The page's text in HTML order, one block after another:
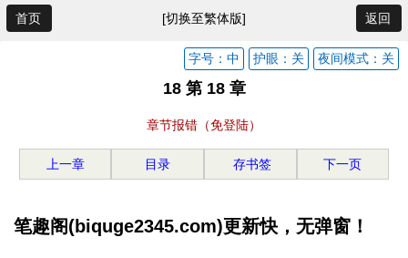
首页 [切换至繁体版] 返回
夜间模式：关
护眼：关
字号：中
18 第 18 章
章节报错（免登陆）
上一章 目录 存书签 下一页
笔趣阁(biquge2345.com)更新快，无弹窗！